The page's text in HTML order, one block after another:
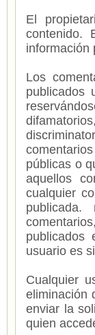
El
contenido.
información
Los
publicados
públicas o
aquellos
cualquier
usuario es
Cualquier
eliminación
enviar la
quien